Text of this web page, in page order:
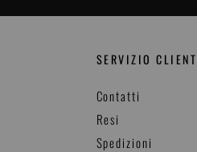
SERVIZIO
Contatti
Resi
Spedizioni